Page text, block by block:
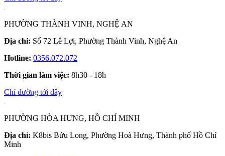
PHƯỜNG THÀNH VINH, NGHỆ AN
Địa chỉ: Số 72 Lê Lợi, Phường Thành Vinh, Nghệ An
Hotline: 0356.072.072
Thời gian làm việc: 8h30 - 18h
Chỉ đường tới đây
PHƯỜNG HÒA HƯNG, HỒ CHÍ MINH
Địa chỉ: K8bis Bửu Long, Phường Hoà Hưng, Thành phố Hồ Chí
Minh